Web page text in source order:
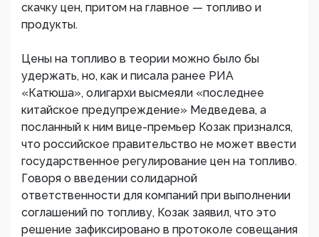
скачку цен, притом на главное — топливо и
продукты.
Цены на топливо в теории можно было бы
удержать, но, как и писала ранее РИА
«Катюша», олигархи высмеяли «последнее
китайское предупреждение» Медведева, а
посланный к ним вице-премьер Козак признался,
что российское правительство не может ввести
государственное регулирование цен на топливо.
Говоря о введении солидарной
ответственности для компаний при выполнении
соглашений по топливу, Козак заявил, что это
решение зафиксировано в протоколе совещания